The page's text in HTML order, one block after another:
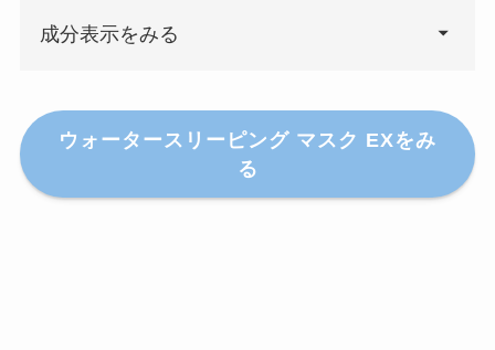
成分表示をみる
ウォータースリーピング マスク EXをみ
る